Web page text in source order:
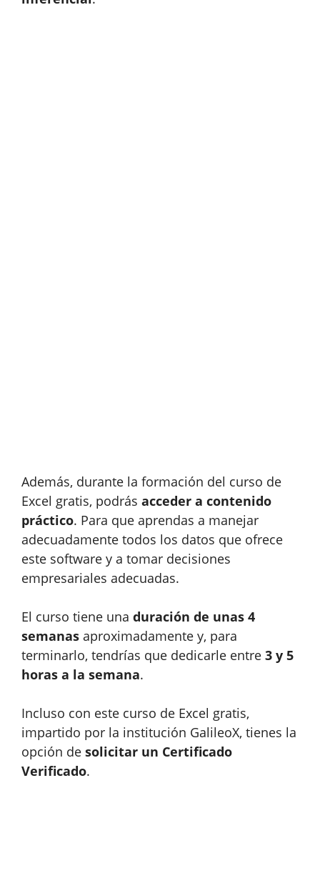
Además, durante la formación del curso de
Excel gratis, podrás acceder a contenido
práctico. Para que aprendas a manejar
adecuadamente todos los datos que ofrece
este software y a tomar decisiones
empresariales adecuadas.
El curso tiene una duración de unas 4
semanas aproximadamente y, para
terminarlo, tendrías que dedicarle entre 3 y 5
horas a la semana.
Incluso con este curso de Excel gratis,
impartido por la institución GalileoX, tienes la
opción de solicitar un Certificado
Verificado.